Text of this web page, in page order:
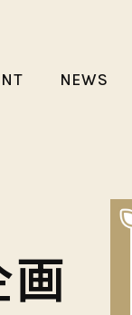
NEWS
画